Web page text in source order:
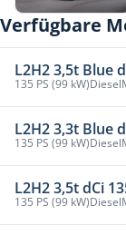
Verfügbare
L2H2 3,5t Blue
135 PS (99 kW)Diesel
L2H2 3,3t Blue
135 PS (99 kW)Diesel
L2H2 3,5t dCi
135 PS (99 kW)Diesel